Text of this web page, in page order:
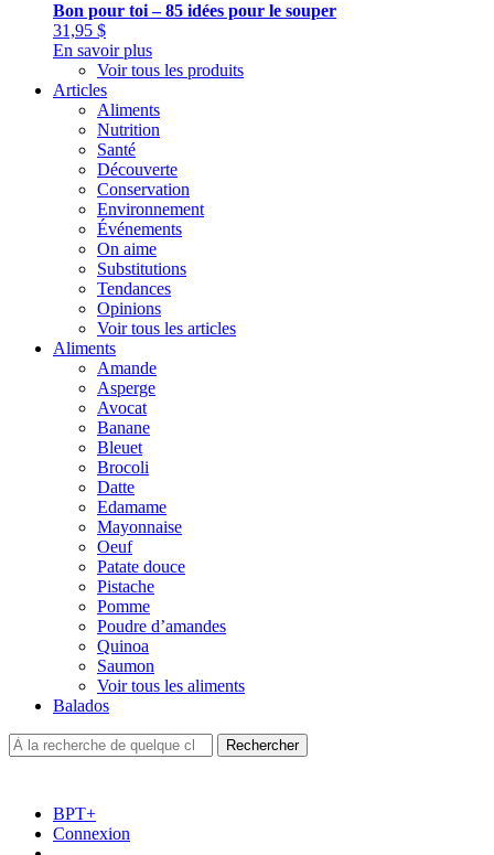
Bon pour toi – 85 idées pour le souper
31,95 $
En savoir plus
Voir tous les produits
Articles
Aliments
Nutrition
Santé
Découverte
Conservation
Environnement
Événements
On aime
Substitutions
Tendances
Opinions
Voir tous les articles
Aliments
Amande
Asperge
Avocat
Banane
Bleuet
Brocoli
Datte
Edamame
Mayonnaise
Oeuf
Patate douce
Pistache
Pomme
Poudre d’amandes
Quinoa
Saumon
Voir tous les aliments
Balados
BPT+
Connexion